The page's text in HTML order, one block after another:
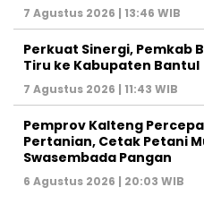
7 Agustus 2026 | 13:46 WIB
Perkuat Sinergi, Pemkab
Tiru ke Kabupaten Bantul
7 Agustus 2026 | 11:43 WIB
Pemprov Kalteng
Pertanian, Cetak Petani
Swasembada Pangan
6 Agustus 2026 | 20:03 WIB